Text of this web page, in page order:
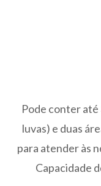
Pode conter até
luvas) e duas
para atender às
Capacidade